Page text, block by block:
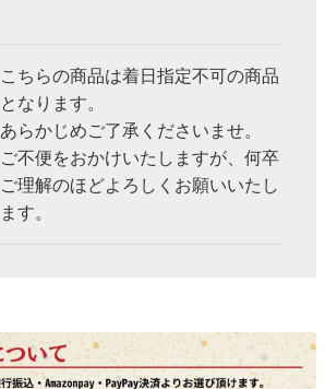
こちらの商品は着日指定不可の商品
となります。
あらかじめご了承くださいませ。
ご不便をおかけいたしますが、何卒
ご理解のほどよろしくお願いいたし
ます。